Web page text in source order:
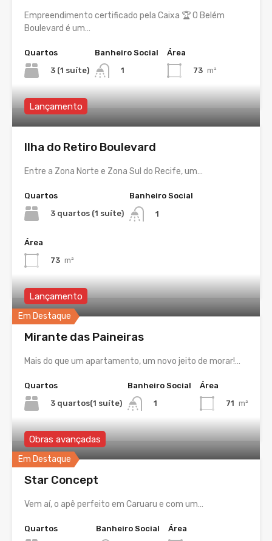
Empreendimento certificado pela Caixa 🏆 O Belém
Boulevard é um…
Quartos
3 (1 suíte)
Banheiro Social
1
Área
73 m²
Lançamento
Ilha do Retiro Boulevard
Entre a Zona Norte e Zona Sul do Recife, um…
Quartos
3 quartos (1 suíte)
Banheiro Social
1
Área
73 m²
Em Destaque
Lançamento
Mirante das Paineiras
Mais do que um apartamento, um novo jeito de morar!…
Quartos
3 quartos(1 suíte)
Banheiro Social
1
Área
71 m²
Em Destaque
Obras avançadas
Star Concept
Vem aí, o apê perfeito em Caruaru e com um…
Quartos
Banheiro Social
Área